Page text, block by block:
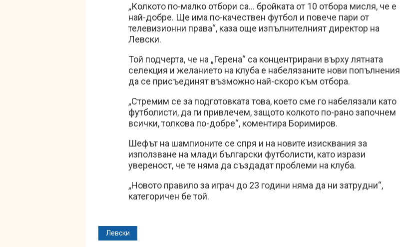
„Колкото по-малко отбори са… бройката от 10 отбора мисля, че е
най-добре. Ще има по-качествен футбол и повече пари от
телевизионни права“, каза още изпълнителният директор на
Левски.
Той подчерта, че на „Герена“ са концентрирани върху лятната
селекция и желанието на клуба е набелязаните нови попълнения
да се присъединят възможно най-скоро към отбора.
„Стремим се за подготовката това, което сме го набелязали като
футболисти, да ги привлечем, защото колкото по-рано започнем
всички, толкова по-добре“, коментира Боримиров.
Шефът на шампионите се спря и на новите изисквания за
използване на млади български футболисти, като изрази
увереност, че те няма да създадат проблеми на клуба.
„Новото правило за играч до 23 години няма да ни затрудни“,
категоричен бе той.
Левски